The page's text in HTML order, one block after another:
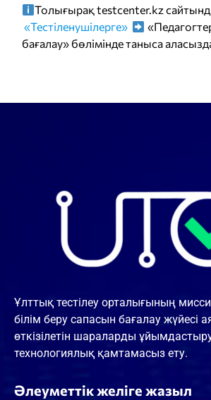
Толығырақ testcenter.kz
«Тестіленушілерге»
бағалау» бөлімінде таныса
Ұлттық тестілеу орталығының
білім беру сапасын бағалау жүйесі
өткізілетін шараларды
технологиялық қамтамасыз ету.
Әлеуметтік желіге жазыл